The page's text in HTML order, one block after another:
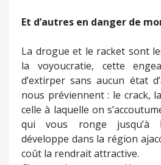
Et d’autres en danger de
La drogue et le racket sont
la voyoucratie, cette
d’extirper sans aucun état
nous préviennent : le crack,
celle à laquelle on
qui vous ronge jusqu’à
développe dans la région
coût la rendrait attractive.